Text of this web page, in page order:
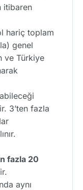
itibaren
hariç toplam
genel
ve Türkiye
3’ten fazla
fazla 20
aynı